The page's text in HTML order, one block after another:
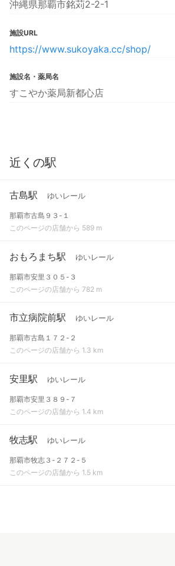
沖縄県那覇市銘苅2-2-1
施設URL
https://www.sukoyaka.cc/shop/
施設名・薬局名
すこやか薬局新都心店
近くの駅
古島駅 ゆいレール
那覇市古島９３-１
このページの店舗から 589 m
おもろまち駅 ゆいレール
那覇市安里３０５-３
このページの店舗から 782 m
市立病院前駅 ゆいレール
那覇市古島１７２-２
このページの店舗から 1.3 km
安里駅 ゆいレール
那覇市安里３８９-７
このページの店舗から 1.4 km
牧志駅 ゆいレール
那覇市牧志３-２７２-５
このページの店舗から 1.5 km